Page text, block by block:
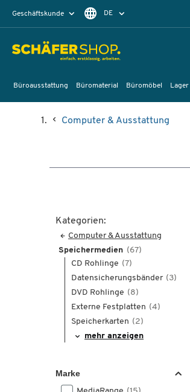
Geschäftskunde DE
EN
Büroausstattung Büromaterial Büromöbel
Computer & Ausstattung
Kategorien:
Computer & Ausstattung
Speichermedien (67)
CD Rohlinge (7)
Datensicherungsbänder (3)
DVD Rohlinge (8)
Externe Festplatten (4)
Speicherkarten (2)
mehr anzeigen
Marke